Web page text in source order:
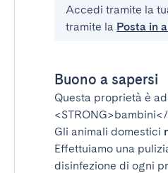
Accedi tramite la
tramite la Posta in
Buono a sapersi
Questa proprietà è
Gli animali domestici
Effettuiamo una
disinfezione di ogni